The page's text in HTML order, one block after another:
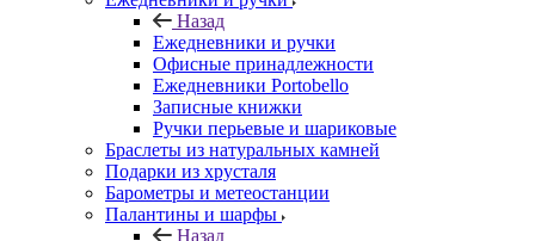
Назад
Ежедневники и ручки
Офисные принадлежности
Ежедневники Portobello
Записные книжки
Ручки перьевые и шариковые
Браслеты из натуральных камней
Подарки из хрусталя
Барометры и метеостанции
Палантины и шарфы
Назад